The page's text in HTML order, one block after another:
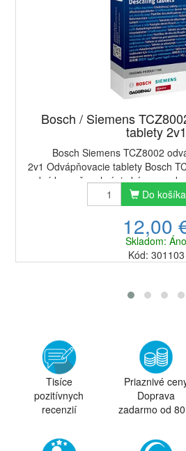
Bosch / Siemens
tablety 2v1
Bosch Siemens TCZ8002
2v1 Odvápňovacie tablety Bosch
vodný kameň a chránia kávovary,
pred koróziou. Pravidelným
Do košíka
12,00
Skladom: Áno
Kód: 301103
Tisíce
pozitívnych
recenzií
Priaznivé
Doprava
zadarmo od